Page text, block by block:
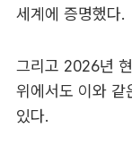
세계에 증명했다.
그리고 2026년
위에서도 이와 같
있다.